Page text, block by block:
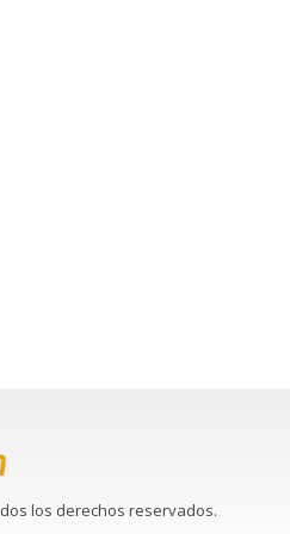
los derechos reservados.